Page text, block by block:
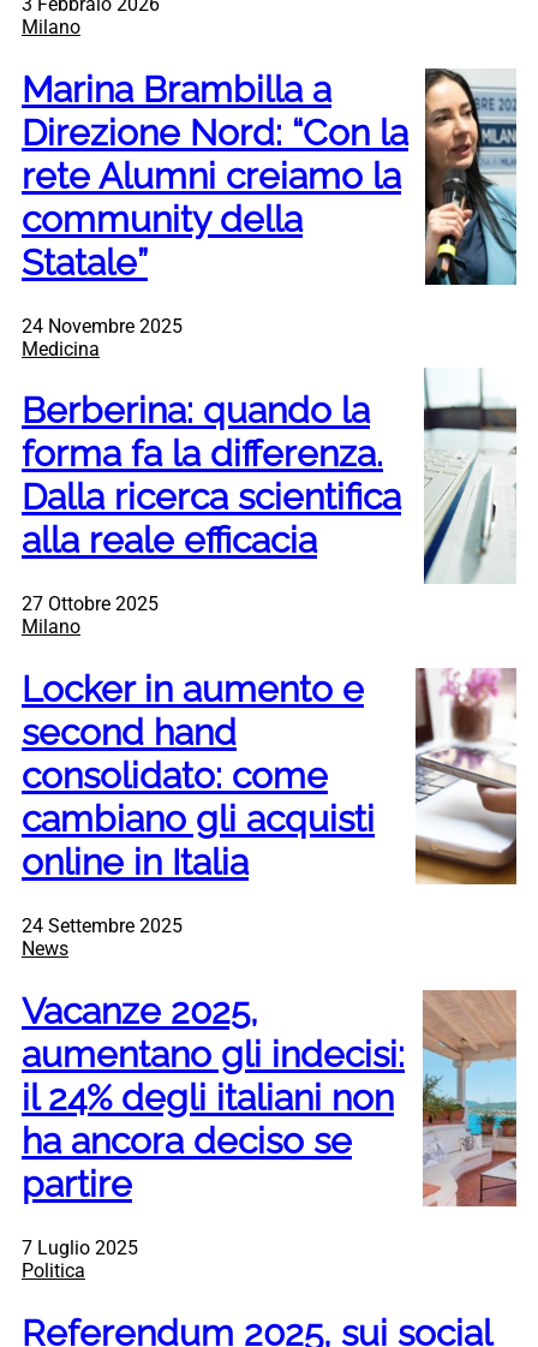
Milano
Marina Brambilla a
Direzione Nord: “Con la
rete Alumni creiamo la
community della
Statale”
24 Novembre 2025
Medicina
Berberina: quando la
forma fa la differenza.
Dalla ricerca scientifica
alla reale efficacia
27 Ottobre 2025
Milano
Locker in aumento e
second hand
consolidato: come
cambiano gli acquisti
online in Italia
24 Settembre 2025
News
Vacanze 2025,
aumentano gli indecisi:
il 24% degli italiani non
ha ancora deciso se
partire
7 Luglio 2025
Politica
Referendum 2025, sui social